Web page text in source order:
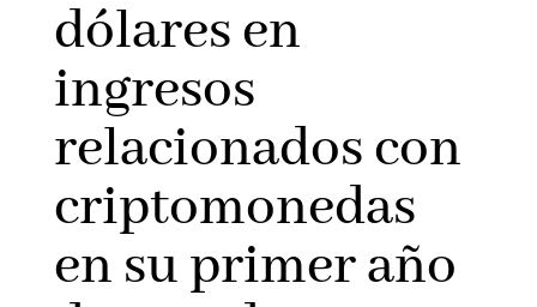
dólares en
ingresos
relacionados con
criptomonedas
en su primer año